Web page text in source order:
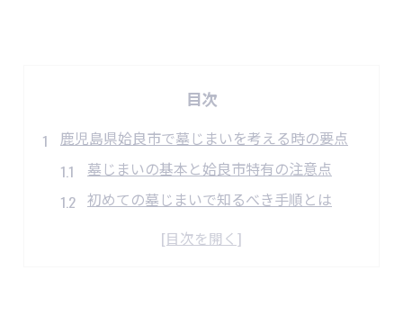
目次
鹿児島県姶良市で墓じまいを考える時の要点
墓じまいの基本と姶良市特有の注意点
初めての墓じまいで知るべき手順とは
墓じまい前に家族と話し合う重要性